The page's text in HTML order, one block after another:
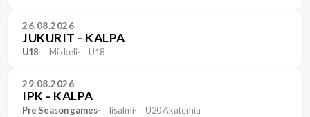
26.08.2026
JUKURIT - KALPA
U18 Mikkeli U18
29.08.2026
IPK - KALPA
Pre Season games Iisalmi U20 Akatemia